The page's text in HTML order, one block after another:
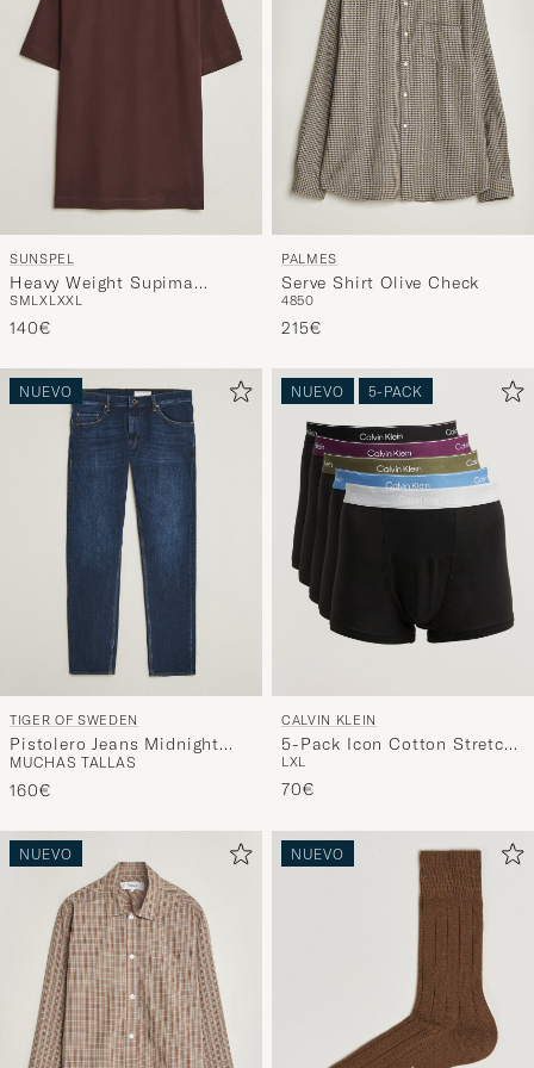
SUNSPEL
Heavy Weight Supima
Cotton T-Shirt Dark Brown
SMLXLXXL
140€
PALMES
Serve Shirt Olive Check
4850
215€
NUEVO
TIGER OF SWEDEN
Pistolero Jeans Midnight
Blue
MUCHAS TALLAS
160€
NUEVO 5-PACK
CALVIN KLEIN
5-Pack Icon Cotton Stretch
Relaxed Trunk Black
LXL
70€
NUEVO NUEVO